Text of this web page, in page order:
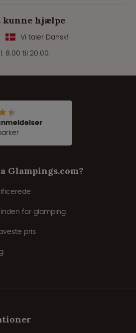
kunne hjælpe
Vi taler Dansk!
8.00 til 20.00.
Glampings.com?
for glamping
pris